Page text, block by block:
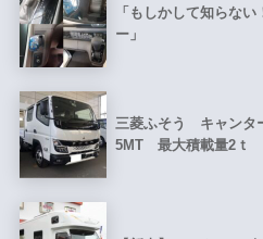
「もしかして知らな
ー」
三菱ふそう キャン
5MT 最大積載量2ｔ